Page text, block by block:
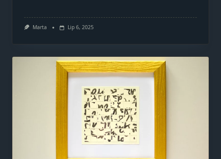
Marta Lip 6, 2025
Marketing
zachowania
podczas
odwiedzania naszej
strony, zwiększasz
szansę na
zobaczenie
spersonalizowanych
treści i ofert.